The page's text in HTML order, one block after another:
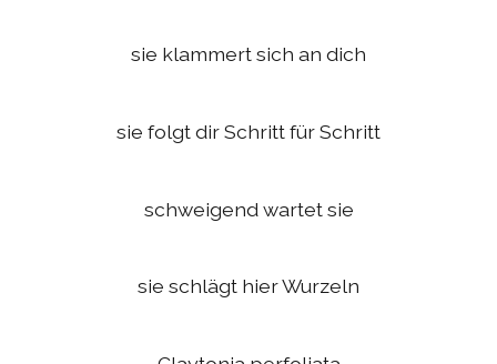
sie klammert sich an dich
sie folgt dir Schritt für Schritt
schweigend wartet sie
sie schlägt hier Wurzeln